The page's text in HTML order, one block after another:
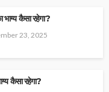
कैसा रहेगा?
23, 2025
कैसा रहेगा?